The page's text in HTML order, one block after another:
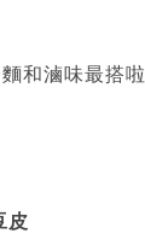
和滷味最搭啦
皮